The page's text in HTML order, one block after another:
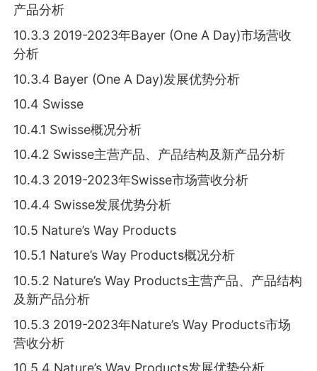
产品分析
10.3.3 2019-2023年Bayer (One A Day)市场营收
分析
10.3.4 Bayer (One A Day)发展优势分析
10.4 Swisse
10.4.1 Swisse概况分析
10.4.2 Swisse主营产品、产品结构及新产品分析
10.4.3 2019-2023年Swisse市场营收分析
10.4.4 Swisse发展优势分析
10.5 Nature’s Way Products
10.5.1 Nature’s Way Products概况分析
10.5.2 Nature’s Way Products主营产品、产品结构
及新产品分析
10.5.3 2019-2023年Nature’s Way Products市场
营收分析
10.5.4 Nature’s Way Products发展优势分析